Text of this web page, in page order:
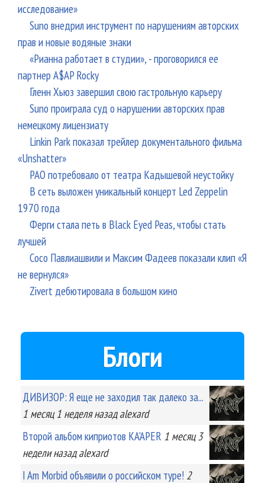
исследование»
Suno внедрил инструмент по нарушениям авторских
прав и новые водяные знаки
«Рианна работает в студии», - проговорился ее
партнер A$AP Rocky
Гленн Хьюз завершил свою гастрольную карьеру
Suno проиграла суд о нарушении авторских прав
немецкому лицензиату
Linkin Park показал трейлер документального фильма
«Unshatter»
РАО потребовало от театра Кадышевой неустойку
В сеть выложен уникальный концерт Led Zeppelin
1970 года
Ферги стала петь в Black Eyed Peas, чтобы стать
лучшей
Сосо Павлиашвили и Максим Фадеев показали клип «Я
не вернулся»
Zivert дебютировала в большом кино
Блоги
ДИВИЗОР: Я еще не заходил так далеко за...
1 месяц 1 неделяназад alexard
Второй альбом киприотов KA'APER 1 месяц 3
неделиназад alexard
I Am Morbid объявили о российском туре! 2